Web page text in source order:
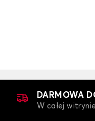
DARMOWA
W całej witrynie